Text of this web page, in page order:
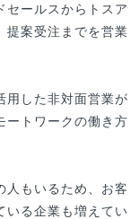
セールスからトスア
提案受注までを営業
用した非対面営業が
ートワークの働き方
人もいるため、お客
いる企業も増えてい